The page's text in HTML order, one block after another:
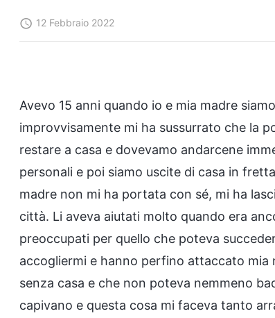
12 Febbraio 2022
Avevo 15 anni quando io e mia madre
improvvisamente mi ha sussurrato che la
restare a casa e dovevamo andarcene
personali e poi siamo uscite di casa in
madre non mi ha portata con sé, mi ha
città. Li aveva aiutati molto quando era
preoccupati per quello che poteva
accogliermi e hanno perfino attaccato mia
senza casa e che non poteva nemmeno
capivano e questa cosa mi faceva tanto